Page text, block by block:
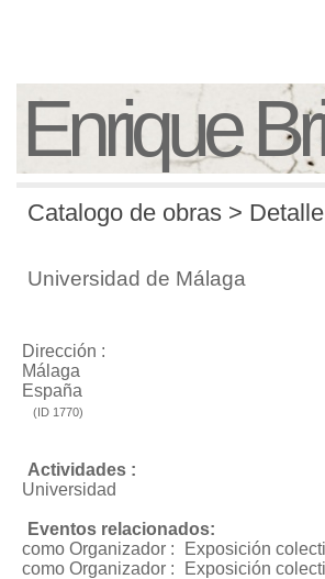
Enrique
Catalogo de obras >
Universidad de Málaga
Dirección :
Málaga
España
(ID 1770)
Actividades :
Universidad
Eventos relacionados:
como Organizador :
Exposición
como Organizador :
Exposición